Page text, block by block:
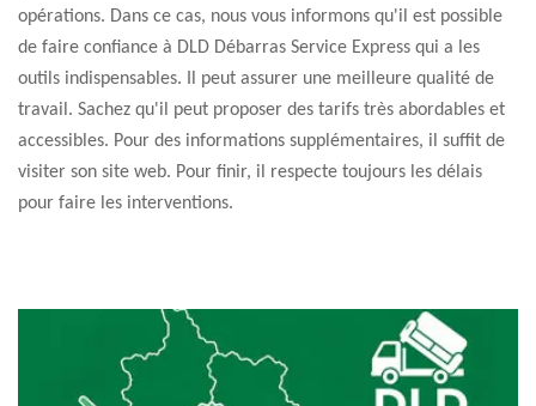
opérations. Dans ce cas, nous vous informons qu'il est possible
de faire confiance à DLD Débarras Service Express qui a les
outils indispensables. Il peut assurer une meilleure qualité de
travail. Sachez qu'il peut proposer des tarifs très abordables et
accessibles. Pour des informations supplémentaires, il suffit de
visiter son site web. Pour finir, il respecte toujours les délais
pour faire les interventions.